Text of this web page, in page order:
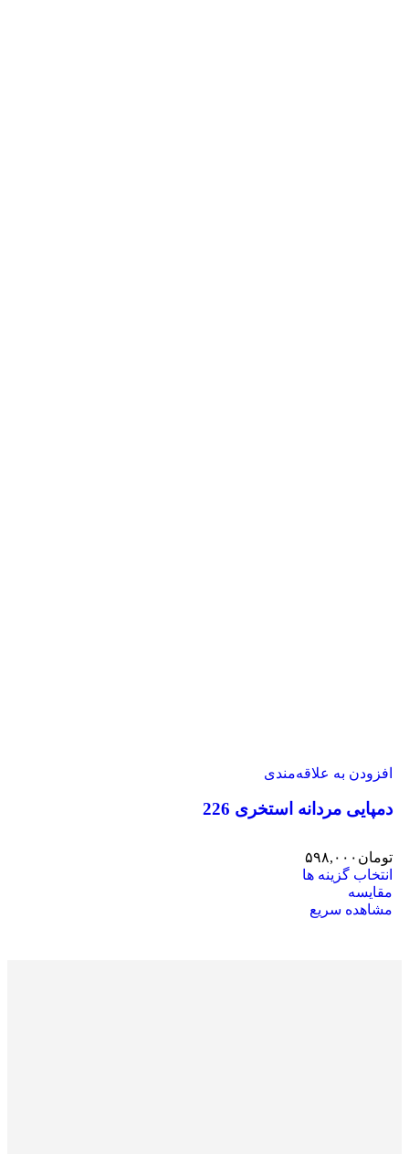
افزودن به علاقه‌مندی
دمپایی مردانه استخری 226
تومان ۵۹۸,۰۰۰
انتخاب گزینه ها
مقایسه
مشاهده سریع